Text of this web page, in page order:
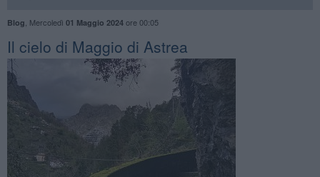
Blog Mercoledì 01 Maggio 2024ore 00:05
Il cielo di Maggio di Astrea